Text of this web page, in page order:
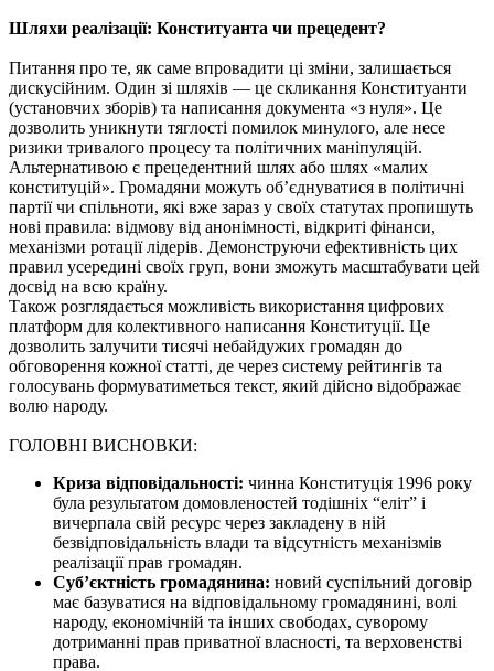
Шляхи реалізації: Конституанта чи прецедент?
Питання про те, як саме впровадити ці зміни, залишається
дискусійним. Один зі шляхів — це скликання Конституанти
(установчих зборів) та написання документа «з нуля». Це
дозволить уникнути тяглості помилок минулого, але несе
ризики тривалого процесу та політичних маніпуляцій.
Альтернативою є прецедентний шлях або шлях «малих
конституцій». Громадяни можуть об’єднуватися в політичні
партії чи спільноти, які вже зараз у своїх статутах пропишуть
нові правила: відмову від анонімності, відкриті фінанси,
механізми ротації лідерів. Демонструючи ефективність цих
правил усередині своїх груп, вони зможуть масштабувати цей
досвід на всю країну.
Також розглядається можливість використання цифрових
платформ для колективного написання Конституції. Це
дозволить залучити тисячі небайдужих громадян до
обговорення кожної статті, де через систему рейтингів та
голосувань формуватиметься текст, який дійсно відображає
волю народу.
ГОЛОВНІ ВИСНОВКИ:
Криза відповідальності: чинна Конституція 1996 року
була результатом домовленостей тодішніх “еліт” і
вичерпала свій ресурс через закладену в ній
безвідповідальність влади та відсутність механізмів
реалізації прав громадян.
Суб’єктність громадянина: новий суспільний договір
має базуватися на відповідальному громадянині, волі
народу, економічній та інших свободах, суворому
дотриманні прав приватної власності, та верховенстві
права.